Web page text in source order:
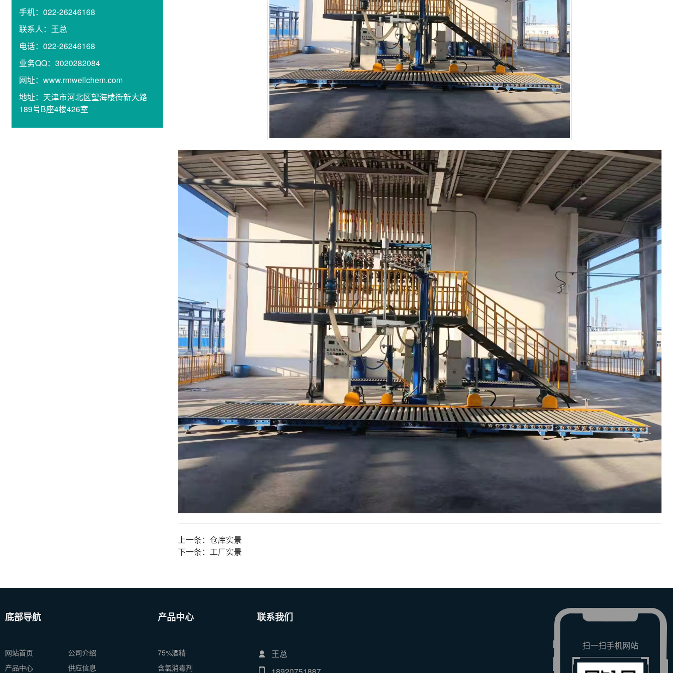
手机： 022-26246168
联系人： 王总
电话： 022-26246168
业务QQ： 3020282084
网址： www.rmwellchem.com
地址： 天津市河北区望海楼街新大路
189号B座4楼426室
上一条： 仓库实景
下一条： 工厂实景
底部导航
网站首页
公司介绍
产品中心
供应信息
产品中心
75%酒精
含氯消毒剂
联系我们
王总
扫一扫手机网站